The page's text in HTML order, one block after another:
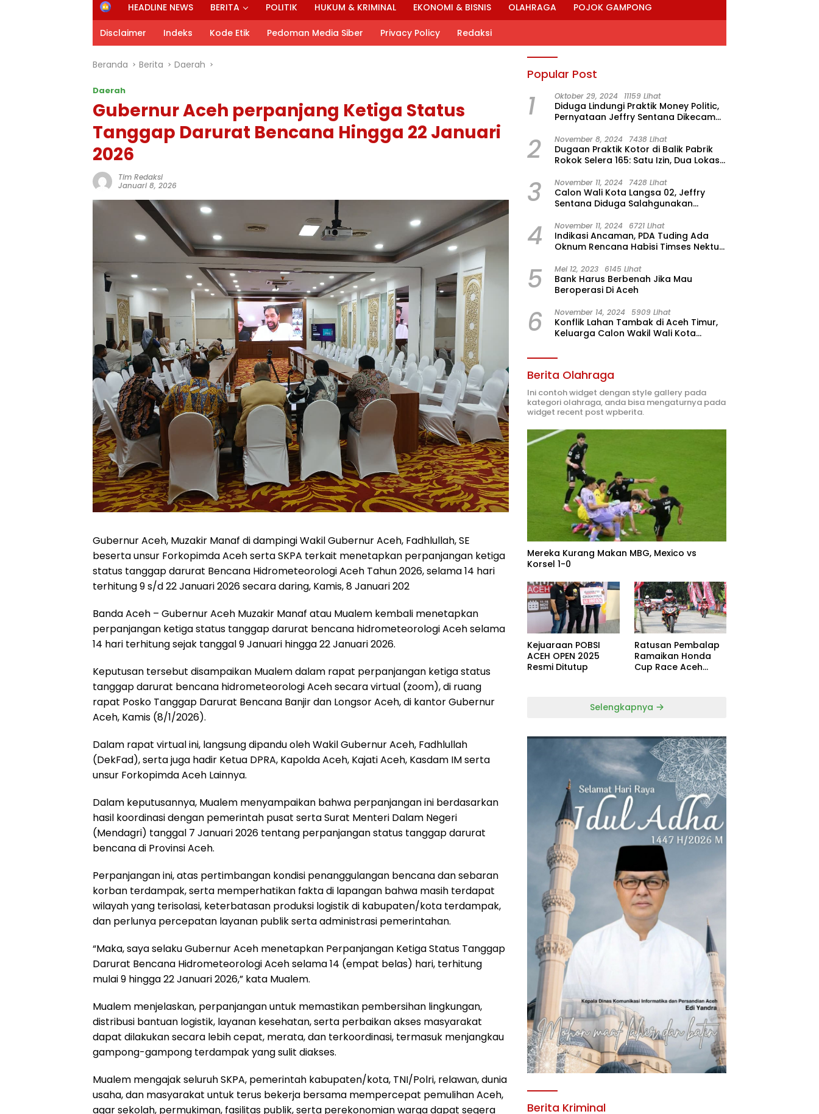
H
o
m
e
HEADLINE NEWS BERITA POLITIK HUKUM & KRIMINAL EKONOMI & BISNIS OLAHRAGA POJOK GAMPONG
Disclaimer Indeks Kode Etik Pedoman Media Siber Privacy Policy Redaksi
Beranda Berita Daerah
Daerah
Gubernur Aceh perpanjang Ketiga Status
Tanggap Darurat Bencana Hingga 22 Januari
2026
Tim Redaksi
Januari 8, 2026
Gubernur Aceh, Muzakir Manaf di dampingi Wakil Gubernur Aceh, Fadhlullah, SE
beserta unsur Forkopimda Aceh serta SKPA terkait menetapkan perpanjangan ketiga
status tanggap darurat Bencana Hidrometeorologi Aceh Tahun 2026, selama 14 hari
terhitung 9 s/d 22 Januari 2026 secara daring, Kamis, 8 Januari 202
Banda Aceh – Gubernur Aceh Muzakir Manaf atau Mualem kembali menetapkan
perpanjangan ketiga status tanggap darurat bencana hidrometeorologi Aceh selama
14 hari terhitung sejak tanggal 9 Januari hingga 22 Januari 2026.
Keputusan tersebut disampaikan Mualem dalam rapat perpanjangan ketiga status
tanggap darurat bencana hidrometeorologi Aceh secara virtual (zoom), di ruang
rapat Posko Tanggap Darurat Bencana Banjir dan Longsor Aceh, di kantor Gubernur
Aceh, Kamis (8/1/2026).
Dalam rapat virtual ini, langsung dipandu oleh Wakil Gubernur Aceh, Fadhlullah
(DekFad), serta juga hadir Ketua DPRA, Kapolda Aceh, Kajati Aceh, Kasdam IM serta
unsur Forkopimda Aceh Lainnya.
Dalam keputusannya, Mualem menyampaikan bahwa perpanjangan ini berdasarkan
hasil koordinasi dengan pemerintah pusat serta Surat Menteri Dalam Negeri
(Mendagri) tanggal 7 Januari 2026 tentang perpanjangan status tanggap darurat
bencana di Provinsi Aceh.
Perpanjangan ini, atas pertimbangan kondisi penanggulangan bencana dan sebaran
korban terdampak, serta memperhatikan fakta di lapangan bahwa masih terdapat
wilayah yang terisolasi, keterbatasan produksi logistik di kabupaten/kota terdampak,
dan perlunya percepatan layanan publik serta administrasi pemerintahan.
“Maka, saya selaku Gubernur Aceh menetapkan Perpanjangan Ketiga Status Tanggap
Darurat Bencana Hidrometeorologi Aceh selama 14 (empat belas) hari, terhitung
mulai 9 hingga 22 Januari 2026,” kata Mualem.
Mualem menjelaskan, perpanjangan untuk memastikan pembersihan lingkungan,
distribusi bantuan logistik, layanan kesehatan, serta perbaikan akses masyarakat
dapat dilakukan secara lebih cepat, merata, dan terkoordinasi, termasuk menjangkau
gampong-gampong terdampak yang sulit diakses.
Mualem mengajak seluruh SKPA, pemerintah kabupaten/kota, TNI/Polri, relawan, dunia
usaha, dan masyarakat untuk terus bekerja bersama mempercepat pemulihan Aceh,
agar sekolah, permukiman, fasilitas publik, serta perekonomian warga dapat segera
Popular Post
1 Oktober 29, 2024 11159 Lihat
Diduga Lindungi Praktik Money Politic,
Pernyataan Jeffry Sentana Dikecam
2 November 8, 2024 7438 Lihat
Dugaan Praktik Kotor di Balik Pabrik
Rokok Selera 165: Satu Izin, Dua Lokasi
3 November 11, 2024 7428 Lihat
Calon Wali Kota Langsa 02, Jeffry
Sentana Diduga Salahgunakan
4 November 11, 2024 6721 Lihat
Indikasi Ancaman, PDA Tuding Ada
Oknum Rencana Habisi Timses Nektu-
5 Mei 12, 2023 6145 Lihat
Bank Harus Berbenah Jika Mau
Beroperasi Di Aceh
6 November 14, 2024 5909 Lihat
Konflik Lahan Tambak di Aceh Timur,
Keluarga Calon Wakil Wali Kota
Berita Olahraga
Ini contoh widget dengan style gallery pada
kategori olahraga, anda bisa mengaturnya pada
widget recent post wpberita.
Mereka Kurang Makan MBG, Mexico vs
Korsel 1-0
Kejuaraan POBSI
ACEH OPEN 2025
Resmi Ditutup
Ratusan Pembalap
Ramaikan Honda
Cup Race Aceh
Selengkapnya
Berita Kriminal